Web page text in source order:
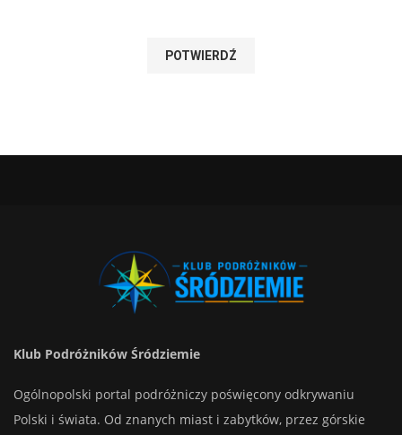
Klub Podróżników Śródziemie
Ogólnopolski portal podróżniczy poświęcony odkrywaniu
Polski i świata. Od znanych miast i zabytków, przez górskie